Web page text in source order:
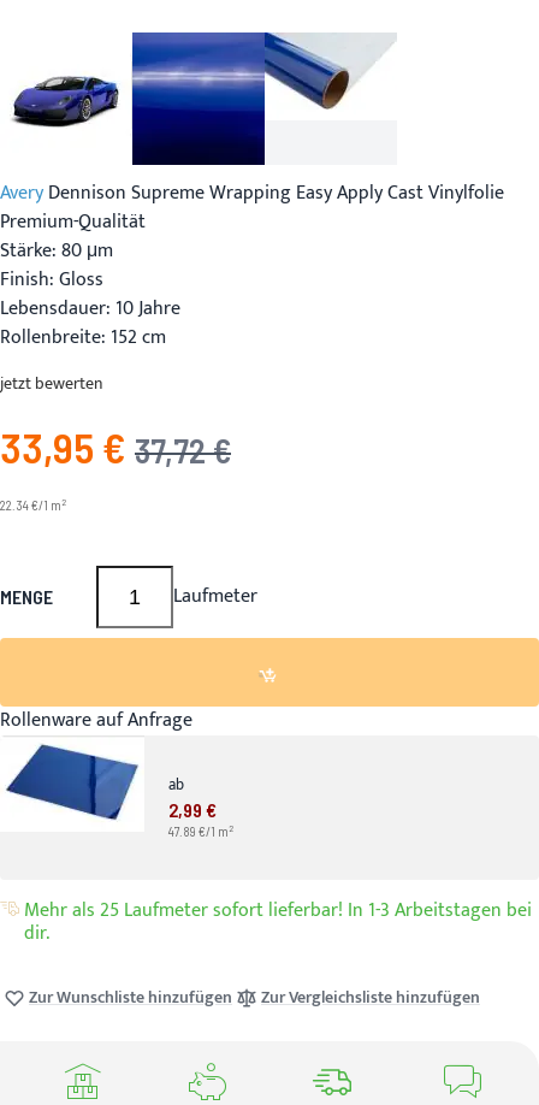
AveryDennison Supreme Wrapping Easy Apply Cast Vinylfolie
Premium-Qualität
Stärke: 80 μm
Finish: Gloss
Lebensdauer: 10 Jahre
Rollenbreite: 152 cm
jetzt bewerten
Angebotspreis
33,95 € UVP
37,72 €
22.34 €/1 m2
MENGE Laufmeter
Rollenware auf Anfrage
ab
2,99 €
47.89 €/1 m 2
Mehr als 25 Laufmeter sofort lieferbar! In 1-3 Arbeitstagen bei
dir.
Zur Wunschliste hinzufügen Zur Vergleichsliste hinzufügen